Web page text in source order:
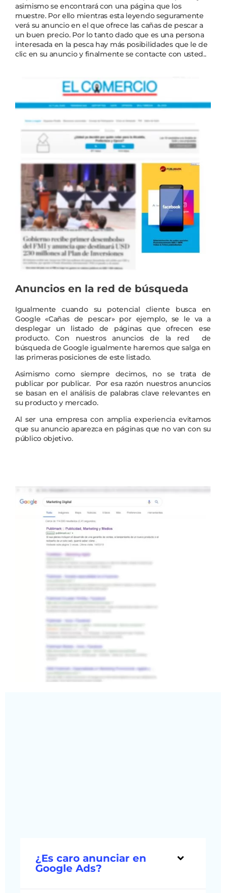
asimismo se encontrará con una página que los
muestre. Por ello mientras esta leyendo seguramente
verá su anuncio en el que ofrece las cañas de pescar a
un buen precio. Por lo tanto dado que es una persona
interesada en la pesca hay más posibilidades que le de
clic en su anuncio y finalmente se contacte con usted..
Anuncios en la red de búsqueda
Igualmente cuando su potencial cliente busca en
Google «Cañas de pescar» por ejemplo, se le va a
desplegar un listado de páginas que ofrecen ese
producto. Con nuestros anuncios de la red de
búsqueda de Google igualmente haremos que salga en
las primeras posiciones de este listado.
Asimismo como siempre decimos, no se trata de
publicar por publicar. Por esa razón nuestros anuncios
se basan en el análisis de palabras clave relevantes en
su producto y mercado.
Al ser una empresa con amplia experiencia evitamos
que su anuncio aparezca en páginas que no van con su
público objetivo.
¿Es caro anunciar en
Google Ads?